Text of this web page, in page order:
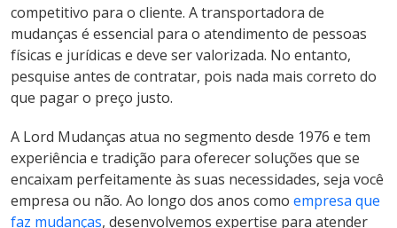
competitivo para o cliente. A transportadora de
mudanças é essencial para o atendimento de pessoas
físicas e jurídicas e deve ser valorizada. No entanto,
pesquise antes de contratar, pois nada mais correto do
que pagar o preço justo.
A Lord Mudanças atua no segmento desde 1976 e tem
experiência e tradição para oferecer soluções que se
encaixam perfeitamente às suas necessidades, seja você
empresa ou não. Ao longo dos anos como empresa que
faz mudanças, desenvolvemos expertise para atender